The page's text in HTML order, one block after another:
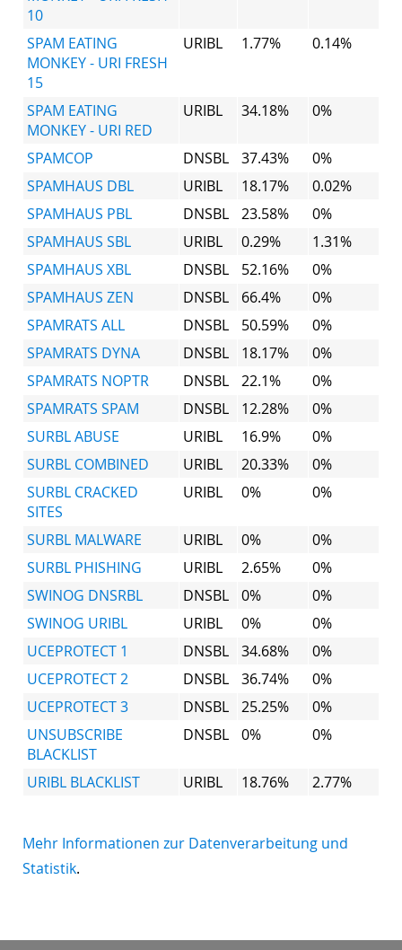
10
SPAM EATING
MONKEY - URI FRESH
15
URIBL 1.77% 0.14%
SPAM EATING
MONKEY - URI RED
URIBL 34.18% 0%
SPAMCOP DNSBL 37.43%
0%
SPAMHAUS DBL
URIBL 18.17%
0.02%
SPAMHAUS PBL
DNSBL 23.58%
0%
SPAMHAUS SBL
URIBL 0.29%
1.31%
SPAMHAUS XBL
DNSBL 52.16%
0%
SPAMHAUS ZEN
DNSBL 66.4%
0%
SPAMRATS ALL
DNSBL 50.59%
0%
SPAMRATS DYNA
DNSBL 18.17%
0%
SPAMRATS NOPTR
DNSBL 22.1%
0%
SPAMRATS SPAM
DNSBL 12.28%
0%
SURBL ABUSE
URIBL 16.9%
0%
SURBL COMBINED
URIBL 20.33%
0%
SURBL CRACKED
SITES
URIBL 0% 0%
SURBL MALWARE URIBL 0%
0%
SURBL PHISHING
URIBL 2.65%
0%
SWINOG DNSRBL
DNSBL 0%
0%
SWINOG URIBL
URIBL 0%
0%
UCEPROTECT 1
DNSBL 34.68%
0%
UCEPROTECT 2
DNSBL 36.74%
0%
UCEPROTECT 3
DNSBL 25.25%
0%
UNSUBSCRIBE
BLACKLIST
DNSBL 0% 0%
URIBL BLACKLIST URIBL 18.76% 2.77%
Mehr Informationen zur Datenverarbeitung und
Statistik.